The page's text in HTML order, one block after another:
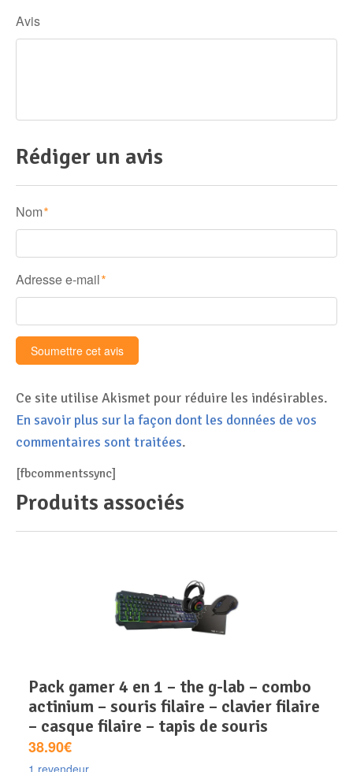
Avis
Rédiger un avis
Nom *
Adresse e-mail *
Ce site utilise Akismet pour réduire les indésirables.
En savoir plus sur la façon dont les données de vos
commentaires sont traitées.
[fbcommentssync]
Produits associés
pack gamer 4 en 1 – the g-lab – combo
actinium – souris filaire – clavier filaire
– casque filaire – tapis de souris
38.90€
1 revendeur